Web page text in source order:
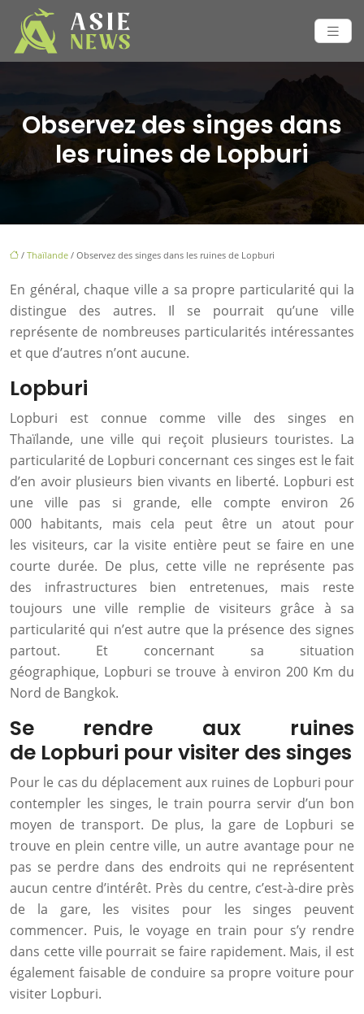
Observez des singes dans
les ruines de Lopburi
/ Thaïlande / Observez des singes dans les ruines de Lopburi
En général, chaque ville a sa propre particularité qui la
distingue des autres. Il se pourrait qu’une ville
représente de nombreuses particularités intéressantes
et que d’autres n’ont aucune.
Lopburi
Lopburi est connue comme ville des singes en
Thaïlande, une ville qui reçoit plusieurs touristes. La
particularité de Lopburi concernant ces singes est le fait
d’en avoir plusieurs bien vivants en liberté. Lopburi est
une ville pas si grande, elle compte environ 26
000 habitants, mais cela peut être un atout pour
les visiteurs, car la visite entière peut se faire en une
courte durée. De plus, cette ville ne représente pas
des infrastructures bien entretenues, mais reste
toujours une ville remplie de visiteurs grâce à sa
particularité qui n’est autre que la présence des signes
partout. Et concernant sa situation
géographique, Lopburi se trouve à environ 200 Km du
Nord de Bangkok.
Se rendre aux ruines
de Lopburi pour visiter des singes
Pour le cas du déplacement aux ruines de Lopburi pour
contempler les singes, le train pourra servir d’un bon
moyen de transport. De plus, la gare de Lopburi se
trouve en plein centre ville, un autre avantage pour ne
pas se perdre dans des endroits qui ne représentent
aucun centre d’intérêt. Près du centre, c’est-à-dire près
de la gare, les visites pour les singes peuvent
commencer. Puis, le voyage en train pour s’y rendre
dans cette ville pourrait se faire rapidement. Mais, il est
également faisable de conduire sa propre voiture pour
visiter Lopburi.